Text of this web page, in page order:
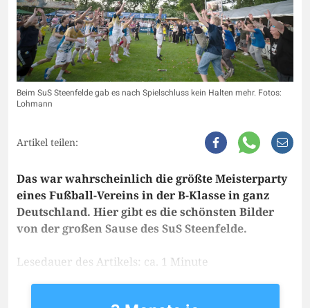
Beim SuS Steenfelde gab es nach Spielschluss kein Halten mehr. Fotos:
Lohmann
Artikel teilen:
Das war wahrscheinlich die größte Meisterparty
eines Fußball-Vereins in der B-Klasse in ganz
Deutschland. Hier gibt es die schönsten Bilder
von der großen Sause des SuS Steenfelde.
Lesedauer des Artikels: ca. 1 Minute